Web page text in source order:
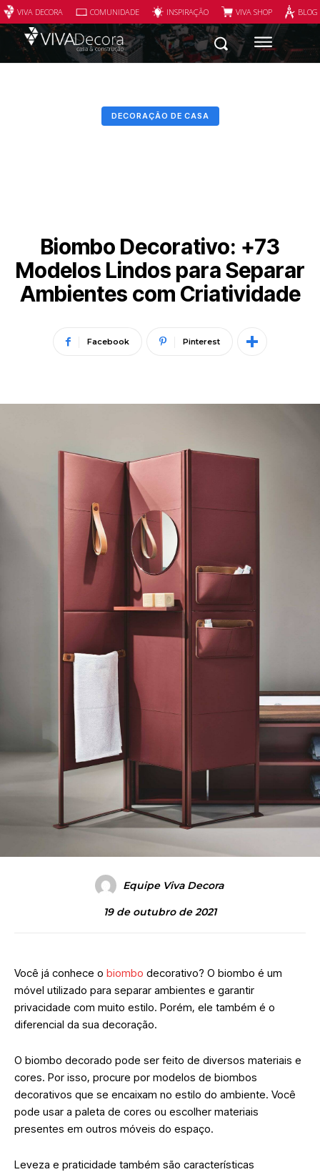
VIVA DECORA COMUNIDADE INSPIRAÇÃO VIVA SHOP
DECORAÇÃO DE CASA
Biombo Decorativo: +73
Modelos Lindos para Separar
Ambientes com Criatividade
Facebook Pinterest
Equipe Viva Decora
19 de outubro de 2021
Você já conhece o biombo decorativo? O biombo é um
móvel utilizado para separar ambientes e garantir
privacidade com muito estilo. Porém, ele também é o
diferencial da sua decoração.
O biombo decorado pode ser feito de diversos materiais e
cores. Por isso, procure por modelos de biombos
decorativos que se encaixam no estilo do ambiente. Você
pode usar a paleta de cores ou escolher materiais
presentes em outros móveis do espaço.
Leveza e praticidade também são características